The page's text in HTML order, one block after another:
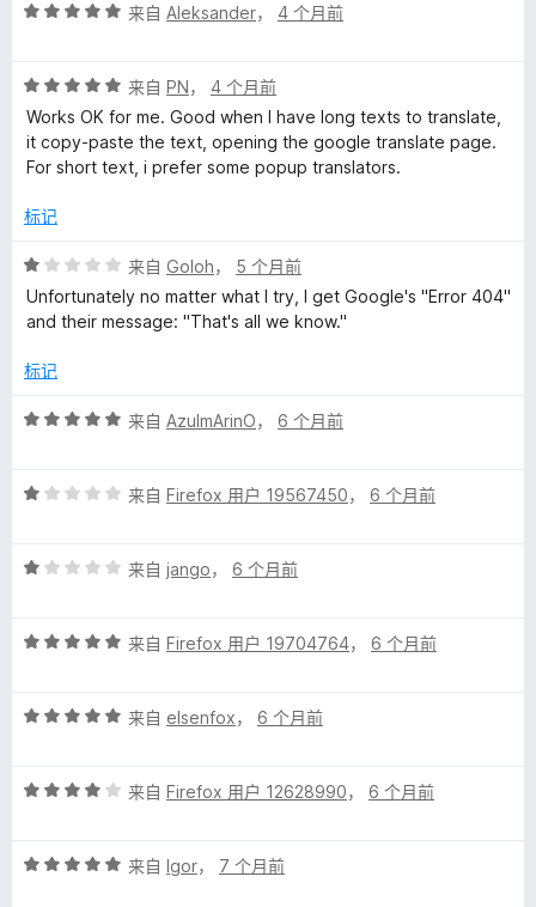
/评
/
5
来自 Aleksander， 4 个月前
评
分
5
/
来自 PN， 4 个月前
Works OK for me. Good when I have long texts to translate,
it copy-paste the text, opening the google translate page.
For short text, i prefer some popup translators.
标记
评
分
1
5
来自 Goloh， 5 个月前
Unfortunately no matter what I try, I get Google's "Error 404"
and their message: "That's all we know."
标记
评
/
来自 AzulmArinO， 6 个月前
评
/
来自 Firefox 用户 19567450， 6 个月前
评
/
来自 jango， 6 个月前
评
/
来自 Firefox 用户 19704764， 6 个月前
评
/
来自 elsenfox， 6 个月前
评
/
来自 Firefox 用户 12628990， 6 个月前
评
来自 Igor， 7 个月前